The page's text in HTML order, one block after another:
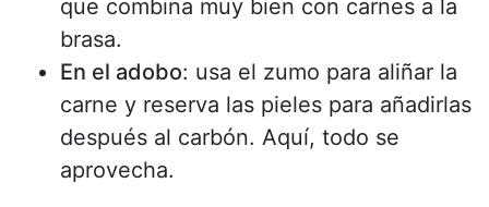
que combina muy bien con carnes a la
brasa.
En el adobo: usa el zumo para aliñar la
carne y reserva las pieles para añadirlas
después al carbón. Aquí, todo se
aprovecha.